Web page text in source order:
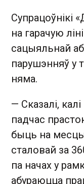
Супрацоўнікі
на гарачую
сацыяльнай
парушэнняў у
няма.
— Сказалі,
падчас
быць на
сталовай за
па начах у
абураюцца